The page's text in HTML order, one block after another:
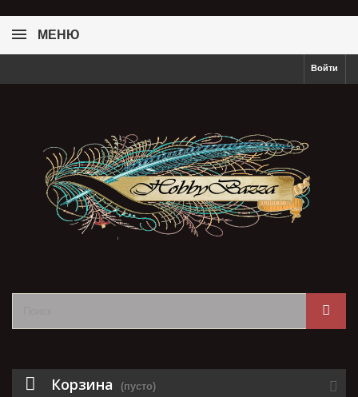
МЕНЮ
Войти
Корзина (пусто)